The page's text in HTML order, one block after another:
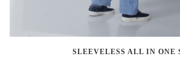
SLEEVELESS ALL IN ONE